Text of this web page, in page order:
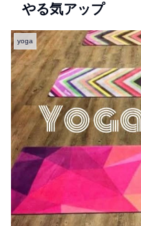
やる気アップ
yoga